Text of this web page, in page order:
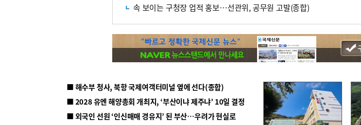
속 보이는 구청장 업적 홍보…선관위, 공무원 고발(종합)
■ 해수부 청사, 북항 국제여객터미널 옆에 선다(종합)
■ 2028 유엔 해양총회 개최지, ‘부산이냐 제주냐’ 10일 결정
■ 외국인 선원 ‘인신매매 경유지’ 된 부산…우려가 현실로